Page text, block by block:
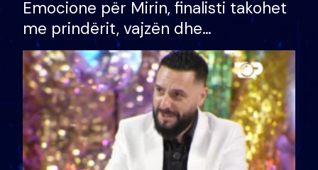
Emocione për Mirin, finalisti takohet
me prindërit, vajzën dhe
bashkëshorten: S’kemi ndonjë letër
divorci apo jo?